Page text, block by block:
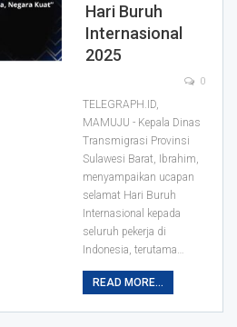
Hari Buruh
Internasional
2025
0
TELEGRAPH.ID,
MAMUJU - Kepala Dinas
Transmigrasi Provinsi
Sulawesi Barat, Ibrahim,
menyampaikan ucapan
selamat Hari Buruh
Internasional kepada
seluruh pekerja di
Indonesia, terutama…
READ MORE...